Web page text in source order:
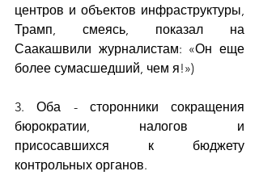
центров и объектов инфраструктуры,
Трамп, смеясь, показал на
Саакашвили журналистам: «Он еще
более сумасшедший, чем я!»)
3. Оба - сторонники сокращения
бюрократии, налогов и
присосавшихся к бюджету
контрольных органов.